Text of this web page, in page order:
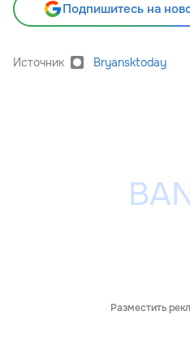
Подпишитесь на
Источник Bryansktoday
Разместить